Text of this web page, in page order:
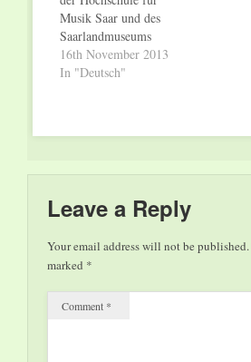
Schlosskirche statt. In
einer einführenden
Kunstbetrachtung
spricht Dr.…
Musik Saar und des
Saarlandmuseums
Sonntag, 17.
November 2013,
November 2013,
11.30 Uhr, steht ganz
herbstlicher
Melancholie. In ihrer
Kunstbetrachtung
wird Dr. Ulrike Bock
16th November 2013
In "Deutsch"
Leave a Reply
Your email address will not be published.
marked *
Comment *